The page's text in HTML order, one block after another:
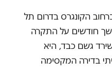
הקונגרס בדרום תל
חודשים על התקרה
בזמן שירד גשם כבד, היא
בדירה המקסימה